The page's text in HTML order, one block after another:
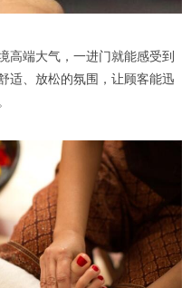
端大气，一进门就能感受到
适、放松的氛围，让顾客能迅